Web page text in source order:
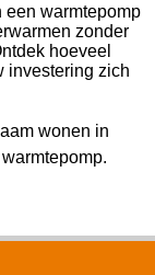
een warmtepomp
zonder
hoeveel
investering zich
wonen in